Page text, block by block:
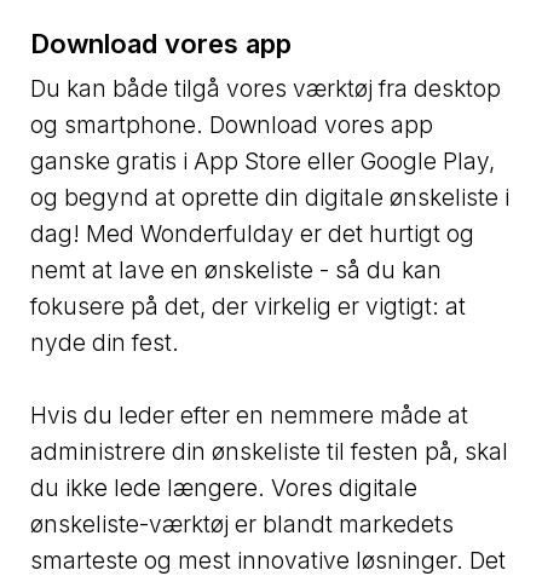
Download vores app
Du kan både tilgå vores værktøj fra desktop
og smartphone. Download vores app
ganske gratis i App Store eller Google Play,
og begynd at oprette din digitale ønskeliste i
dag! Med Wonderfulday er det hurtigt og
nemt at lave en ønskeliste - så du kan
fokusere på det, der virkelig er vigtigt: at
nyde din fest.
Hvis du leder efter en nemmere måde at
administrere din ønskeliste til festen på, skal
du ikke lede længere. Vores digitale
ønskeliste-værktøj er blandt markedets
smarteste og mest innovative løsninger. Det